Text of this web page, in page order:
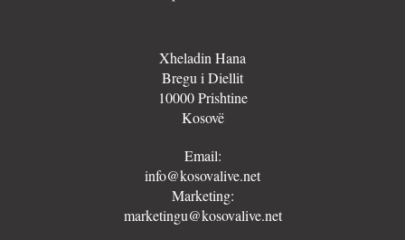
Xheladin Hana
Bregu i Diellit
10000 Prishtine
Kosovë
Email:
info@kosovalive.net
Marketing:
marketingu@kosovalive.net